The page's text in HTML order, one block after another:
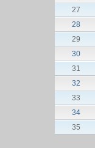
27
28
29
30
31
32
33
34
35